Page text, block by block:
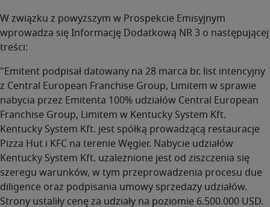
W związku z powyższym w Prospekcie Emisyjnym
wprowadza się Informację Dodatkową NR 3 o następującej
treści:
"Emitent podpisał datowany na 28 marca br. list intencyjny
z Central European Franchise Group, Limitem w sprawie
nabycia przez Emitenta 100% udziałów Central European
Franchise Group, Limitem w Kentucky System Kft.
Kentucky System Kft. jest spółką prowadzącą restauracje
Pizza Hut i KFC na terenie Węgier. Nabycie udziałów
Kentucky System Kft. uzależnione jest od ziszczenia się
szeregu warunków, w tym przeprowadzenia procesu due
diligence oraz podpisania umowy sprzedaży udziałów.
Strony ustaliły cenę za udziały na poziomie 6.500.000 USD.